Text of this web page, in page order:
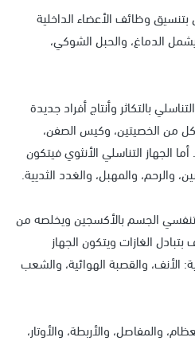
بتنسيق وظائف الأعضاء الداخلية
الدماغ، والحبل الشوكي،
بالتكاثر وأنتاج أفراد جديدة
من الخصيتين، وكيس الصفن،
الجهاز التناسلي الأنثوي فيتكون
والرحم، والمهبل، والغدد الثديية.
الجسم بالأكسجين ويخلصه من
الغازات ويتكون الجهاز
الأنف، والقصبة الهوائية، والشعب
والمفاصل، والأربطة، والأوتار،